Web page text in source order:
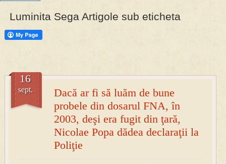
PRESA
Permise pentru vânătoarea de porci în costume, cu gulere albe
Luminita Sega Artigole sub eticheta
Dacă ar fi să luăm de bune
probele din dosarul FNA, în
2003, deşi era fugit din ţară,
Nicolae Popa dădea declaraţii la
Poliţie
16
sept.